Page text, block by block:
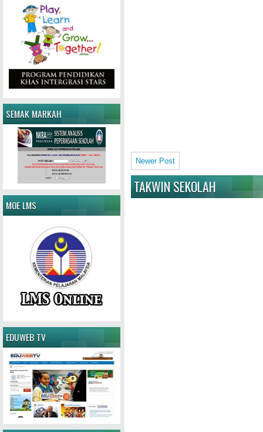
Newer Post
TAKWIN SEKOLAH
SEMAK MARKAH
MOE LMS
EDUWEB TV